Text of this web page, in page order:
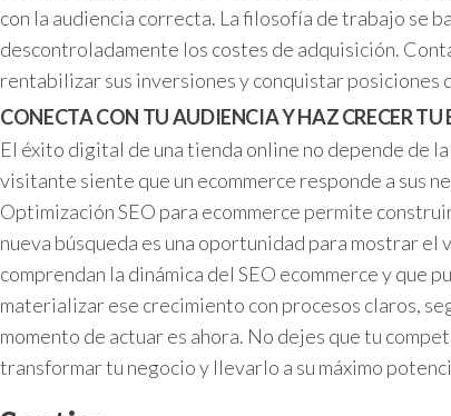
con la audiencia correcta. La filosofía de trabajo se
descontroladamente los costes de adquisición.
rentabilizar sus inversiones y conquistar
CONECTA CON TU AUDIENCIA Y HAZ CRECER
El éxito digital de una tienda online no depende de
visitante siente que un ecommerce responde a sus
Optimización SEO para ecommerce permite
nueva búsqueda es una oportunidad para mostrar el
comprendan la dinámica del SEO ecommerce y que
materializar ese crecimiento con procesos claros,
momento de actuar es ahora. No dejes que tu
transformar tu negocio y llevarlo a su máximo